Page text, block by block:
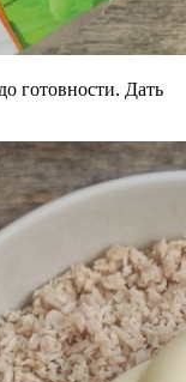
готовности. Дать